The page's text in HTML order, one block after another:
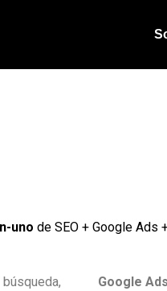
uno de SEO + Google Ads
Google Ads